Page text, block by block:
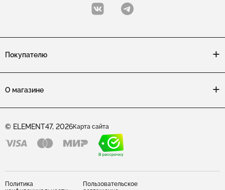
Коллекция CONTESSA: изделия длинные
Коллекция CONTESSA: изделия из двух частей
Коллекция CONTESSA: изделия на цепочке
Коллекция CONTESSA: изделия с ситаллом
Покупателю
О магазине
© ELEMENT47, 2026Карта сайта
Политика
Пользовательское